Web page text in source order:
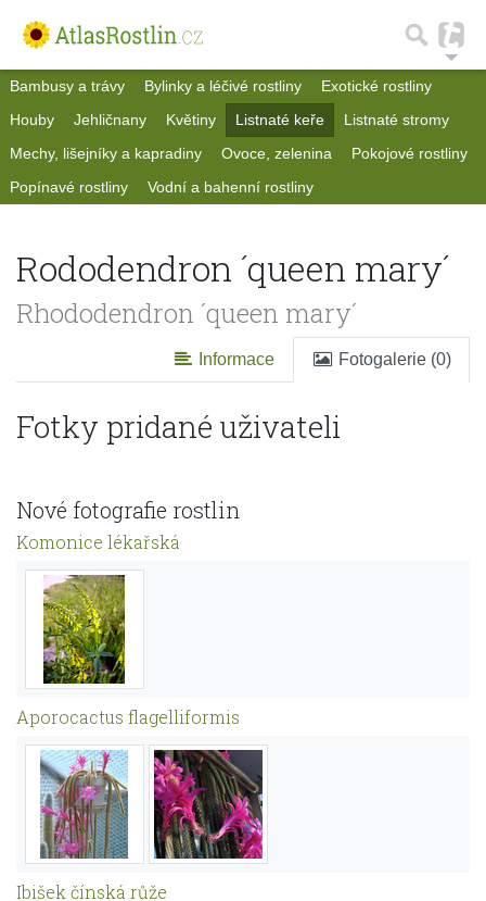
Bambusy a trávy Bylinky a léčivé rostliny
Exotické rostliny
Houby
Jehličnany Květiny Listnaté keře
Listnaté stromy
Mechy, lišejníky a kapradiny
Ovoce, zelenina
Pokojové rostliny
Popínavé rostliny
Vodní a bahenní rostliny
Rododendron ´queen mary´
Rhododendron ´queen mary´
Informace Fotogalerie (0)
Fotky pridané uživateli
Nové fotografie rostlin
Komonice lékařská
Aporocactus flagelliformis
Ibišek čínská růže